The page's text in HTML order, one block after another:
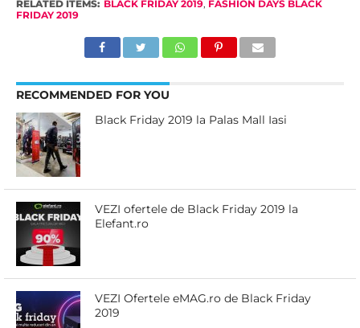
RELATED ITEMS: BLACK FRIDAY 2019, FASHION DAYS BLACK
FRIDAY 2019
RECOMMENDED FOR YOU
Black Friday 2019 la Palas Mall Iasi
VEZI ofertele de Black Friday 2019 la
Elefant.ro
VEZI Ofertele eMAG.ro de Black Friday
2019